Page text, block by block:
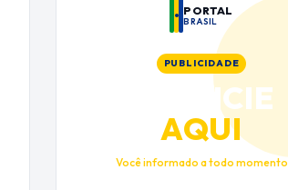
PORTAL
BRASIL
PUBLICIDADE
ANUNCIE
AQUI
Você informado a todo momento